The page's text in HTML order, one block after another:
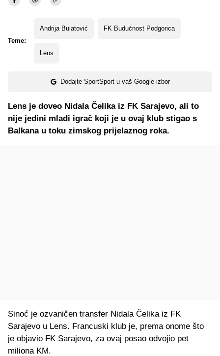
Teme:
Andrija Bulatović FK Budućnost Podgorica
Lens
Dodajte SportSport u vaš Google izbor
Lens je doveo Nidala Čelika iz FK Sarajevo, ali to
nije jedini mladi igrač koji je u ovaj klub stigao s
Balkana u toku zimskog prijelaznog roka.
Sinoć je ozvaničen transfer Nidala Čelika iz FK
Sarajevo u Lens. Francuski klub je, prema onome što
je objavio FK Sarajevo, za ovaj posao odvojio pet
miliona KM.